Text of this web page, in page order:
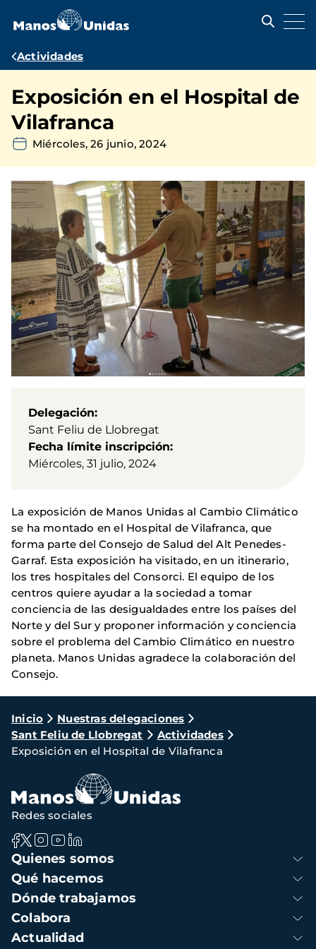
contenido
Ruta
navegación
Actividades
Exposición en el Hospital de
Vilafranca
Miércoles, 26 junio, 2024
Delegación
Sant Feliu de Llobregat
Fecha límite inscripción
Miércoles, 31 julio, 2024
La exposición de Manos Unidas al Cambio Climático
se ha montado en el Hospital de Vilafranca, que
forma parte del Consejo de Salud del Alt Penedes-
Garraf. Esta exposición ha visitado, en un itinerario,
los tres hospitales del Consorci. El equipo de los
centros quiere ayudar a la sociedad a tomar
conciencia de las desigualdades entre los países del
Norte y del Sur y proponer información y conciencia
sobre el problema del Cambio Climático en nuestro
planeta. Manos Unidas agradece la colaboración del
Consejo.
Ruta
de
navegación
Inicio
Nuestras delegaciones
Sant Feliu de Llobregat
Actividades
Exposición en el Hospital de Vilafranca
Navegación
principal
Quienes somos
Qué hacemos
Dónde trabajamos
Colabora
Actualidad
Redes sociales